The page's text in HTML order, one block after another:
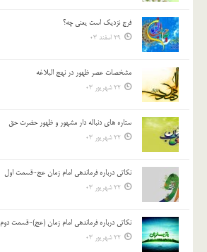
فرج نزدیک است یعنی چه؟
29 اسفند 03
مشخصات عصر ظهور در نهج البلاغه
22 شهریور 03
ستاره های دنباله دار مشهور و ظهور حضرت حق
22 شهریور 03
نکاتى درباره فرماندهى امام زمان عج-قسمت اول
22 شهریور 03
نکاتى درباره فرماندهى امام زمان (عج)-قسمت دوم
22 شهریور 03